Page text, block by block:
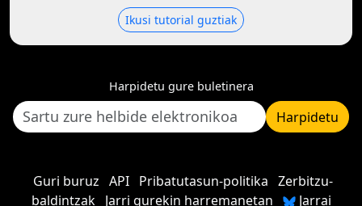
Ikusi tutorial guztiak
Harpidetu gure buletinera
Harpidetu
Guri buruz API Pribatutasun-politika Zerbitzu-
baldintzak
Jarri gurekin harremanetan Jarrai